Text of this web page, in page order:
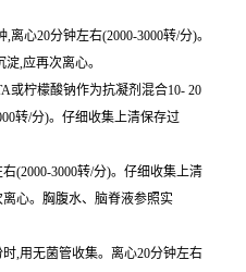
心20分钟左右(2000-3000转/分)。
,应再次离心。
或柠檬酸钠作为抗凝剂混合10- 20
转/分)。仔细收集上清保存过
(2000-3000转/分)。仔细收集上清
心。胸腹水、脑脊液参照实
,用无菌管收集。离心20分钟左右